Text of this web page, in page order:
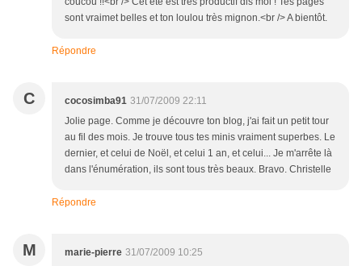
sont vraimet belles et ton loulou très mignon.<br /> A bientôt.
Répondre
C cocosimba91 31/07/2009 22:11
Jolie page. Comme je découvre ton blog, j'ai fait un petit tour
au fil des mois. Je trouve tous tes minis vraiment superbes. Le
dernier, et celui de Noël, et celui 1 an, et celui... Je m'arrête là
dans l'énumération, ils sont tous très beaux. Bravo. Christelle
Répondre
M marie-pierre 31/07/2009 10:25